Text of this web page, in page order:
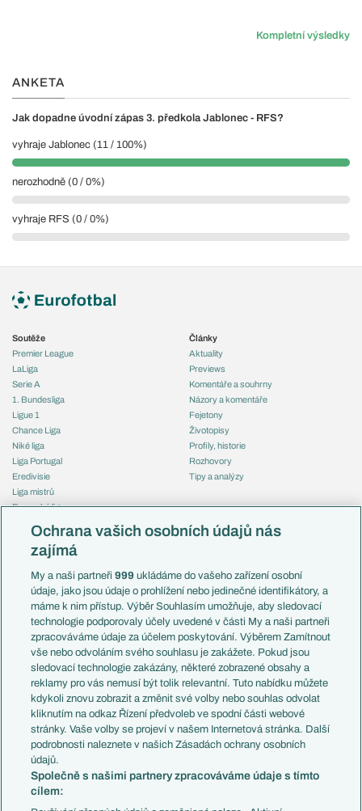
Kompletní výsledky
ANKETA
Jak dopadne úvodní zápas 3. předkola Jablonec - RFS?
vyhraje Jablonec (11 / 100%)
nerozhodně (0 / 0%)
vyhraje RFS (0 / 0%)
Soutěže
Premier League
LaLiga
Serie A
1. Bundesliga
Ligue 1
Chance Liga
Niké liga
Liga Portugal
Eredivisie
Liga mistrů
Evropská liga
Mistrovství světa
Liga národů
Témata
Představení týmů MS
EuroSkauting
PL v kostce
Evropské koeficienty
Přestupy
Přestupové spekulace
Zranění
Kluby
Arsenal FC
Chelsea FC
Manchester United
AC Milán
Juventus FC
Články
Aktuality
Previews
Komentáře a souhrny
Názory a komentáře
Fejetony
Životopisy
Profily, historie
Rozhovory
Tipy a analýzy
Česko
Francie
Itálie
Německo
Španělsko
Argentina
Brazílie
Přestupy
Zápasy
Livescore
Tipovací soutěž
Ochrana vašich osobních údajů nás
zajímá
My a naši partneři999 ukládáme do vašeho zařízení osobní
údaje, jako jsou údaje o prohlížení nebo jedinečné identifikátory, a
máme k nim přístup. Výběr Souhlasím umožňuje, aby sledovací
technologie podporovaly účely uvedené v části My a naši partneři
zpracováváme údaje za účelem poskytování. Výběrem Zamítnout
vše nebo odvoláním svého souhlasu je zakážete. Pokud jsou
sledovací technologie zakázány, některé zobrazené obsahy a
reklamy pro vás nemusí být tolik relevantní. Tuto nabídku můžete
kdykoli znovu zobrazit a změnit své volby nebo souhlas odvolat
kliknutím na odkaz Řízení předvoleb ve spodní části webové
stránky. Vaše volby se projeví v našem Internetová stránka. Další
podrobnosti naleznete v našich Zásadách ochrany osobních
údajů.
Společně s našimi partnery zpracováváme údaje s tímto
cílem: